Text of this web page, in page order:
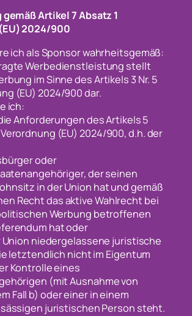
gemäß Artikel 7 Absatz 1
2024/900
ich als Sponsor wahrheitsgemäß:
Werbedienstleistung stellt
im Sinne des Artikels 3 Nr. 5
(EU) 2024/900 dar.
ich:
Anforderungen des Artikels 5
(EU) 2024/900, d.h. der
oder
der seinen
in der Union hat und gemäß
Recht das aktive Wahlrecht bei
Werbung betroffenen
hat oder
Union niedergelassene juristische
letztendlich nicht im Eigentum
Kontrolle eines
(mit Ausnahme von
Fall b) oder einer in einem
juristischen Person steht.